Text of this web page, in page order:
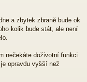
a zbytek zbraně bude ok
kolik bude stát, ale není
nečekáte doživotní funkci.
opravdu vyšší než